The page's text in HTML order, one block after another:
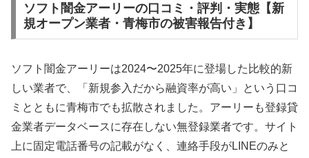
ソフト闇金アーリーの口コミ・評判・実態【新
規オープン業者・青梅市の被害報告付き】
ソフト闇金アーリーは2024〜2025年に登場した比較的新
しい業者で、「新規参入だから融資率が高い」という口コ
ミとともに青梅市でも拡散されました。アーリーも登録貸
金業者データベースに存在しない無登録業者です。サイト
上に固定電話番号の記載がなく、連絡手段がLINEのみと